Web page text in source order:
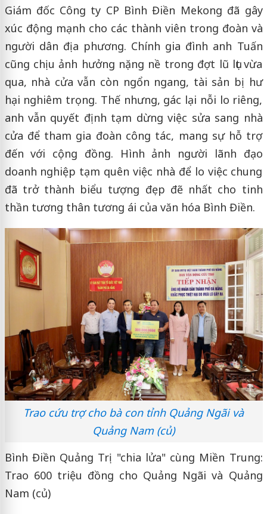
Giám đốc Công ty CP Bình Điền Mekong đã gây
xúc động mạnh cho các thành viên trong đoàn và
người dân địa phương. Chính gia đình anh Tuấn
cũng chịu ảnh hưởng nặng nề trong đợt lũ lụt vừa
qua, nhà cửa vẫn còn ngổn ngang, tài sản bị hư
hại nghiêm trọng. Thế nhưng, gác lại nỗi lo riêng,
anh vẫn quyết định tạm dừng việc sửa sang nhà
cửa để tham gia đoàn công tác, mang sự hỗ trợ
đến với cộng đồng. Hình ảnh người lãnh đạo
doanh nghiệp tạm quên việc nhà để lo việc chung
đã trở thành biểu tượng đẹp đẽ nhất cho tinh
thần tương thân tương ái của văn hóa Bình Điền.
Trao cứu trợ cho bà con tỉnh Quảng Ngãi và
Quảng Nam (củ)
Bình Điền Quảng Trị "chia lửa" cùng Miền Trung:
Trao 600 triệu đồng cho Quảng Ngãi và Quảng
Nam (củ)